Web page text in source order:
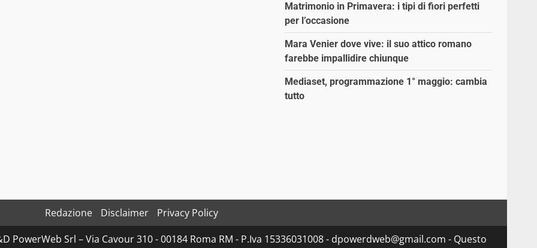
Matrimonio in Primavera: i tipi di fiori perfetti
per l’occasione
Mara Venier dove vive: il suo attico romano
farebbe impallidire chiunque
Mediaset, programmazione 1° maggio: cambia
tutto
Redazione Disclaimer
Privacy Policy
Srl – Via Cavour 310 - 00184 Roma RM - P.Iva 15336031008 - dpowerdweb@gmail.com - Questo